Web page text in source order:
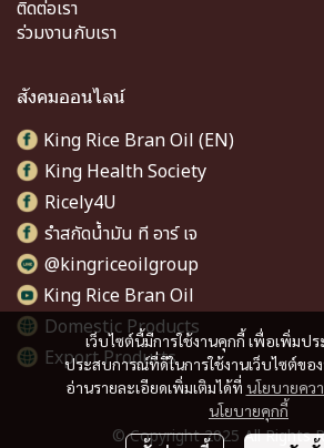
เว็บไซต์นี้มีการใช้งานคุกกี้ เพื่อเพิ่มป
ประสบการณ์ที่ดีในการใช้งานเว็บไซต์ขอ
อ่านรายละเอียดเพิ่มเติมได้ที่ นโยบายคว
นโยบายคุกกี้
ติดต่อเรา
ร่วมงานกับเรา
สังคมออนไลน์
King Rice Bran Oil (EN)
King Health Society
Ricely4U
รำสกัดน้ำมัน ที อาร์ เจ
@kingriceoilgroup
King Rice Bran Oil
Domestic Products
Export Products
© Copyright 2025 All Rights